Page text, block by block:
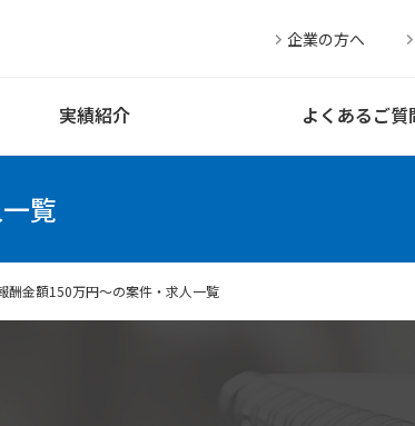
実績紹介 よくあるご質
企業の方へ
覧
酬金額150万円〜の案件・求人一覧